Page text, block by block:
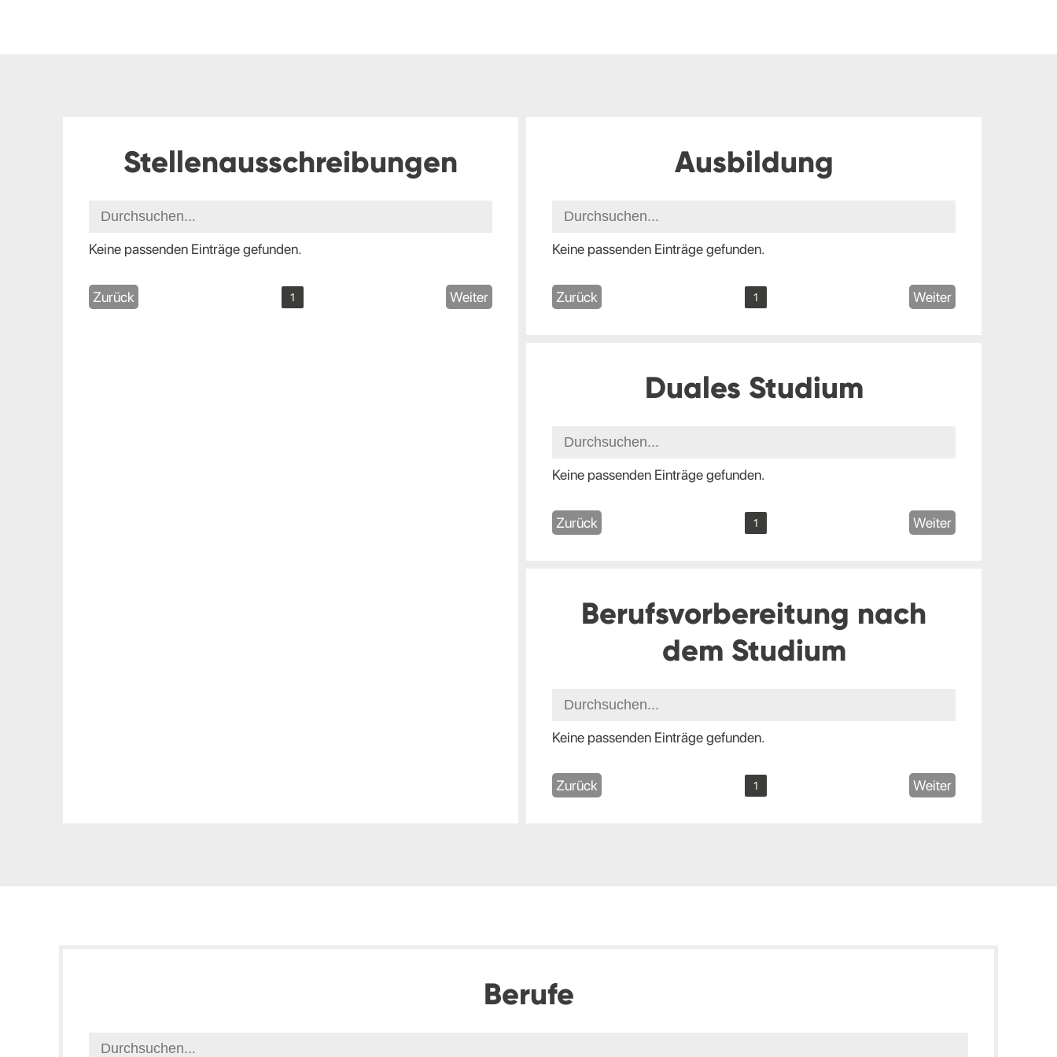
Stellenausschreibungen
Keine passenden Einträge gefunden.
Zurück 1 Weiter
Ausbildung
Keine passenden Einträge gefunden.
Zurück 1 Weiter
Duales Studium
Keine passenden Einträge gefunden.
Zurück 1 Weiter
Berufsvorbereitung nach
dem Studium
Keine passenden Einträge gefunden.
Zurück 1 Weiter
Berufe